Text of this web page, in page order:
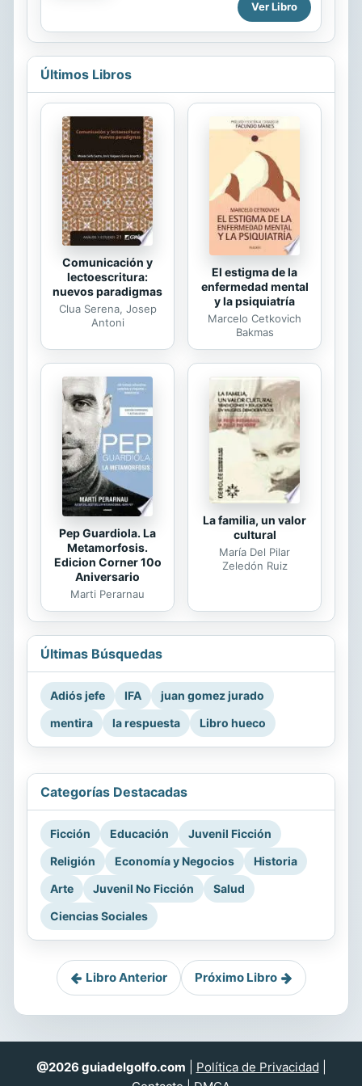
Un descubrimiento que exalta la
razón y que abre a la hipótesis de
la...
merce ser repristinados. La fiesta
liturgica del Bautismo de Jesus, no
Eclesiologicamente, el Bautismo del
Jordan es decisivo. Los antiguos le
consideraron como el arranque de la
santificacion capital del Jesus. En su
humanidad fue santificada la Iglesia.
Y como el termino final de la
Economia de la antigua Ley. El hiato
entre el Jordan y la ressurreccion
de...
Ver Libro
Últimos Libros
Comunicación y
lectoescritura:
nuevos paradigmas
Clua Serena, Josep
Antoni
El estigma de la
enfermedad mental
y la psiquiatría
Marcelo Cetkovich
Bakmas
Pep Guardiola. La
Metamorfosis.
Edicion Corner 10o
Aniversario
Marti Perarnau
La familia, un valor
cultural
María Del Pilar
Zeledón Ruiz
Últimas Búsquedas
Adiós jefe IFA
juan gomez jurado
mentira
la respuesta Libro hueco
Categorías Destacadas
Ficción Educación
Juvenil Ficción
Religión
Economía y Negocios
Historia
Arte
Juvenil No Ficción
Salud
Ciencias Sociales
Libro Anterior Próximo Libro
@2026 guiadelgolfo.com Política de Privacidad